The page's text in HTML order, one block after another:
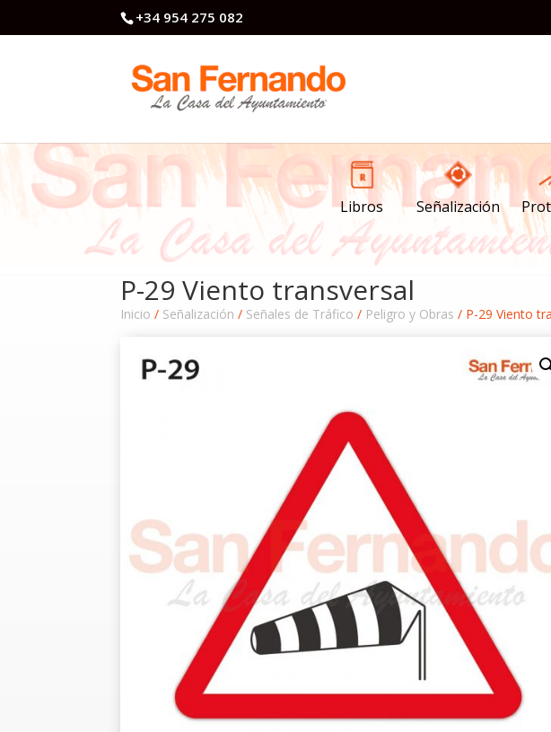
+34 954 275 082
Libros Señalización
P-29 Viento transversal
Inicio / Señalización / Señales de Tráfico / Peligro y Obras / P-29 Viento